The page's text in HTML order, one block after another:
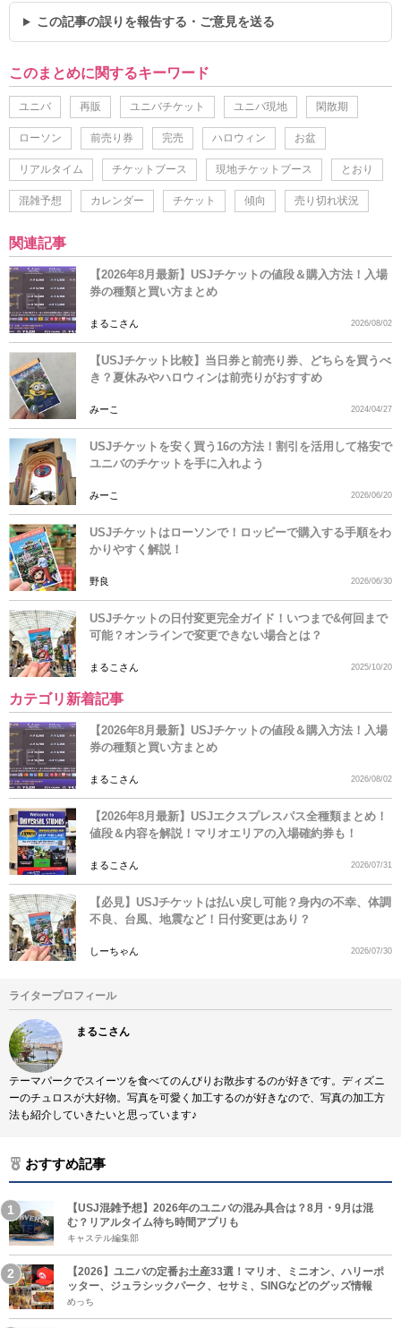
この記事の誤りを報告する・ご意見を送る
このまとめに関するキーワード
ユニバ 再販 ユニバチケット ユニバ現地 閑散期
ローソン 前売り券 完売 ハロウィン お盆
リアルタイム チケットブース 現地チケットブース とおり
混雑予想 カレンダー チケット 傾向 売り切れ状況
関連記事
【2026年8月最新】USJチケットの値段＆購入方法！入場
券の種類と買い方まとめ
まるこさん 2026/08/02
【USJチケット比較】当日券と前売り券、どちらを買うべ
き？夏休みやハロウィンは前売りがおすすめ
みーこ 2024/04/27
USJチケットを安く買う16の方法！割引を活用して格安で
ユニバのチケットを手に入れよう
みーこ 2026/06/20
USJチケットはローソンで！ロッピーで購入する手順をわ
かりやすく解説！
野良 2026/06/30
USJチケットの日付変更完全ガイド！いつまで&何回まで
可能？オンラインで変更できない場合とは？
まるこさん 2025/10/20
カテゴリ新着記事
【2026年8月最新】USJチケットの値段＆購入方法！入場
券の種類と買い方まとめ
まるこさん 2026/08/02
【2026年8月最新】USJエクスプレスパス全種類まとめ！
値段＆内容を解説！マリオエリアの入場確約券も！
まるこさん 2026/07/31
【必見】USJチケットは払い戻し可能？身内の不幸、体調
不良、台風、地震など！日付変更はあり？
しーちゃん 2026/07/30
ライタープロフィール
まるこさん
テーマパークでスイーツを食べてのんびりお散歩するのが好きです。ディズニ
ーのチュロスが大好物。写真を可愛く加工するのが好きなので、写真の加工方
法も紹介していきたいと思っています♪
おすすめ記事
【USJ混雑予想】2026年のユニバの混み具合は？8月・9月は混
む？リアルタイム待ち時間アプリも
キャステル編集部
【2026】ユニバの定番お土産33選！マリオ、ミニオン、ハリーポ
ッター、ジュラシックパーク、セサミ、SINGなどのグッズ情報
めっち